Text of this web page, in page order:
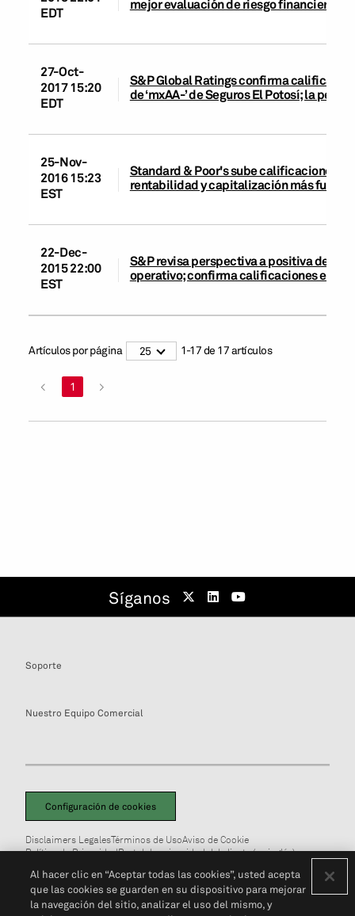
EDT
mejor evaluación de riesgo financiero
27-Oct-
2017 15:20
EDT
S&P Global Ratings confirma
de ‘mxAA-’ de Seguros El Potosí; la
25-Nov-
2016 15:23
EST
Standard & Poor's sube calificaciones
rentabilidad y capitalización más
22-Dec-
2015 22:00
EST
S&P revisa perspectiva a positiva de
operativo; confirma calificaciones en
Artículos por página 25 1-17de 17artículos
< 1 >
Síganos
Soporte
Nuestro Equipo Comercial
Configuración de cookies
Disclaimers LegalesTérminos de UsoAviso de Cookie
Política de PrivacidadPortal de privacidad del cliente (en inglés)
Al hacer clic en “Aceptar todas las cookies”, usted acepta
que las cookies se guarden en su dispositivo para mejorar
la navegación del sitio, analizar el uso del mismo, y